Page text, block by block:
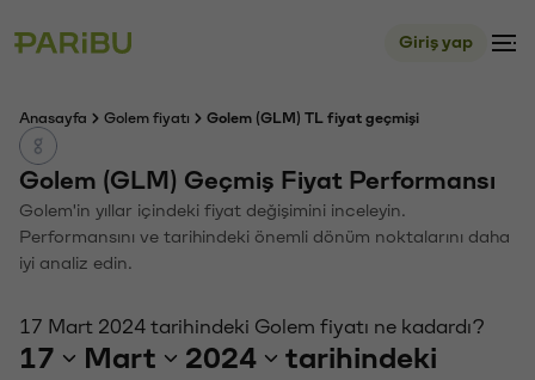
Giriş yap
Anasayfa Golem fiyatı Golem (GLM) TL fiyat geçmişi
Golem (GLM) Geçmiş Fiyat Performansı
Golem'in yıllar içindeki fiyat değişimini inceleyin.
Performansını ve tarihindeki önemli dönüm noktalarını daha
iyi analiz edin.
17 Mart 2024 tarihindeki Golem fiyatı ne kadardı?
17 Mart 2024
tarihindeki